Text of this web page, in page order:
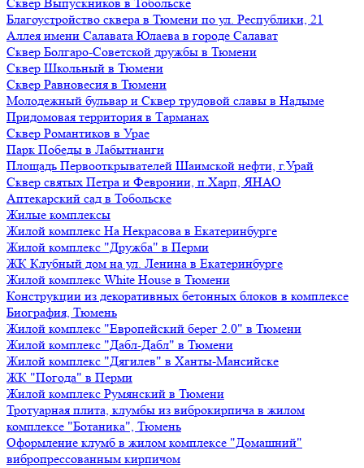
Благоустройство сквера в Тюмени по ул. Республики, 21
Аллея имени Салавата Юлаева в городе Салават
Сквер Болгаро-Советской дружбы в Тюмени
Сквер Школьный в Тюмени
Сквер Равновесия в Тюмени
Молодежный бульвар и Сквер трудовой славы в Надыме
Придомовая территория в Тарманах
Сквер Романтиков в Урае
Парк Победы в Лабытнанги
Площадь Первооткрывателей Шаимской нефти, г.Урай
Сквер святых Петра и Февронии, п.Харп, ЯНАО
Аптекарский сад в Тобольске
Жилые комплексы
Жилой комплекс На Некрасова в Екатеринбурге
Жилой комплекс "Дружба" в Перми
ЖК Клубный дом на ул. Ленина в Екатеринбурге
Жилой комплекс White House в Тюмени
Конструкции из декоративных бетонных блоков в комплексе
Биография, Тюмень
Жилой комплекс "Европейский берег 2.0" в Тюмени
Жилой комплекс "Дабл-Дабл" в Тюмени
Жилой комплекс "Дягилев" в Ханты-Мансийске
ЖК "Погода" в Перми
Жилой комплекс Румянский в Тюмени
Тротуарная плита, клумбы из виброкирпича в жилом
комплексе "Ботаника", Тюмень
Оформление клумб в жилом комплексе "Домашний"
вибропрессованным кирпичом